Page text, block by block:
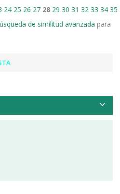
24 25 26 27 28 29 30 31 32 33 34 35
de similitud avanzada para